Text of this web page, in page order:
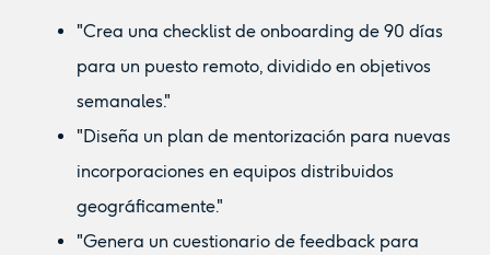
"Crea una checklist de onboarding de 90 días
para un puesto remoto, dividido en objetivos
semanales."
"Diseña un plan de mentorización para nuevas
incorporaciones en equipos distribuidos
geográficamente."
"Genera un cuestionario de feedback para